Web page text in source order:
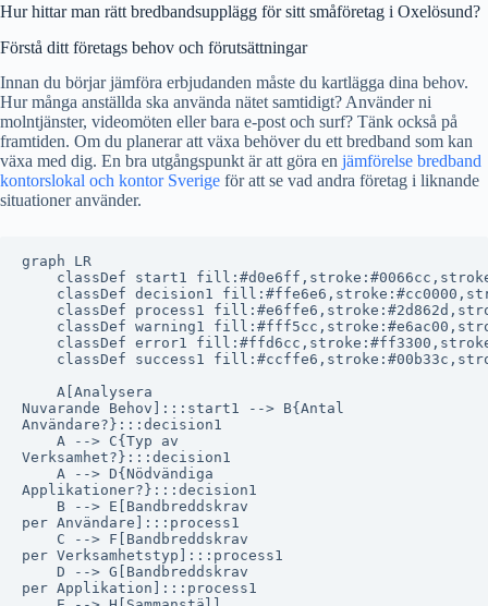
Hur hittar man rätt bredbandsupplägg för sitt småföretag i Oxelösund?
Förstå ditt företags behov och förutsättningar
Innan du börjar jämföra erbjudanden måste du kartlägga dina behov.
Hur många anställda ska använda nätet samtidigt? Använder ni
molntjänster, videomöten eller bara e-post och surf? Tänk också på
framtiden. Om du planerar att växa behöver du ett bredband som kan
växa med dig. En bra utgångspunkt är att göra en jämförelse bredband
kontorslokal och kontor Sverige för att se vad andra företag i liknande
situationer använder.
graph LR
classDef start1
classDef decision1
classDef process1
classDef warning1
classDef error1
classDef success1
    A[Analysera
Nuvarande Behov]:::start1 --> B{Antal
Användare?}:::decision1
    A --> C{Typ av
Verksamhet?}:::decision1
    A --> D{Nödvändiga
Applikationer?}:::decision1
    B --> E[Bandbreddskrav
per Användare]:::process1
    C --> F[Bandbreddskrav
per Verksamhetstyp]:::process1
    D --> G[Bandbreddskrav
per Applikation]:::process1